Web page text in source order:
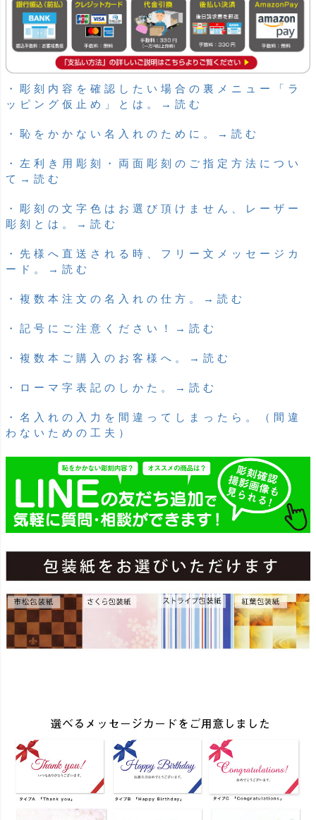
・彫刻内容を確認したい場合の裏メニュー「ラ
ッピング仮止め」とは。→読む
・恥をかかない名入れのために。→読む
・左利き用彫刻・両面彫刻のご指定方法につい
て→読む
・彫刻の文字色はお選び頂けません、レーザー
彫刻とは。→読む
・先様へ直送される時、フリー文メッセージカ
ード。→読む
・複数本注文の名入れの仕方。→読む
・記号にご注意ください！→読む
・複数本ご購入のお客様へ。→読む
・ローマ字表記のしかた。→読む
・名入れの入力を間違ってしまったら。（間違
わないための工夫）